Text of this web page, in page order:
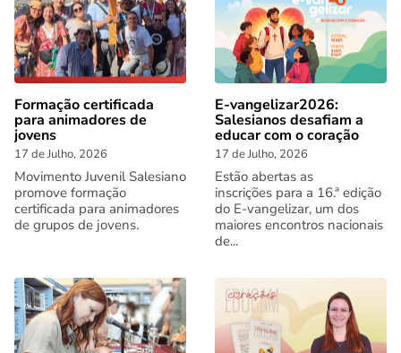
Formação certificada
para animadores de
jovens
17 de Julho, 2026
Movimento Juvenil Salesiano
promove formação
certificada para animadores
de grupos de jovens.
E-vangelizar2026:
Salesianos desafiam a
educar com o coração
17 de Julho, 2026
Estão abertas as
inscrições para a 16.ª edição
do E-vangelizar, um dos
maiores encontros nacionais
de...